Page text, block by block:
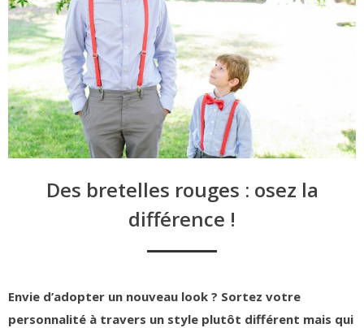
Des bretelles rouges : osez la
différence !
Envie d’adopter un nouveau look ? Sortez votre
personnalité à travers un style plutôt différent mais qui